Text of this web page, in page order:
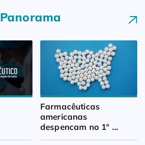
Panorama
Farmacêuticas
americanas
despencam no 1º